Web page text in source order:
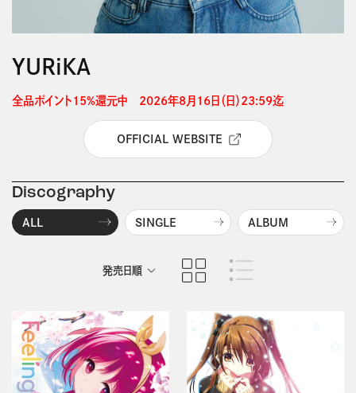
YURiKA
全品ポイント15%還元中　2026年8月16日（日）23:59迄
OFFICIAL WEBSITE
Discography
ALL SINGLE ALBUM
発売日順